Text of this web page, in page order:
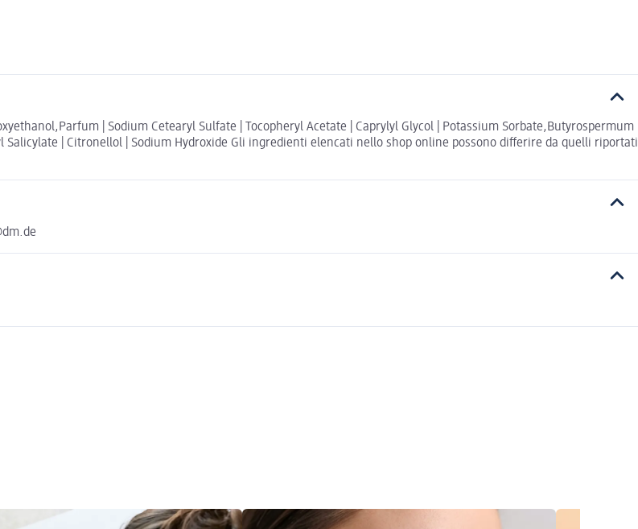
| Sodium Cetearyl Sulfate | Tocopheryl Acetate | Caprylyl Glycol | Potassium Sorbate,Butyrospermum
| Citronellol | Sodium Hydroxide Gli ingredienti elencati nello shop online possono differire da quelli riportati